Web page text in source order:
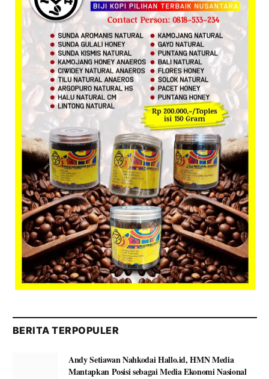
BERITA TERPOPULER
Andy Setiawan Nahkodai Hallo.id, HMN Media
Mantapkan Posisi sebagai Media Ekonomi Nasional